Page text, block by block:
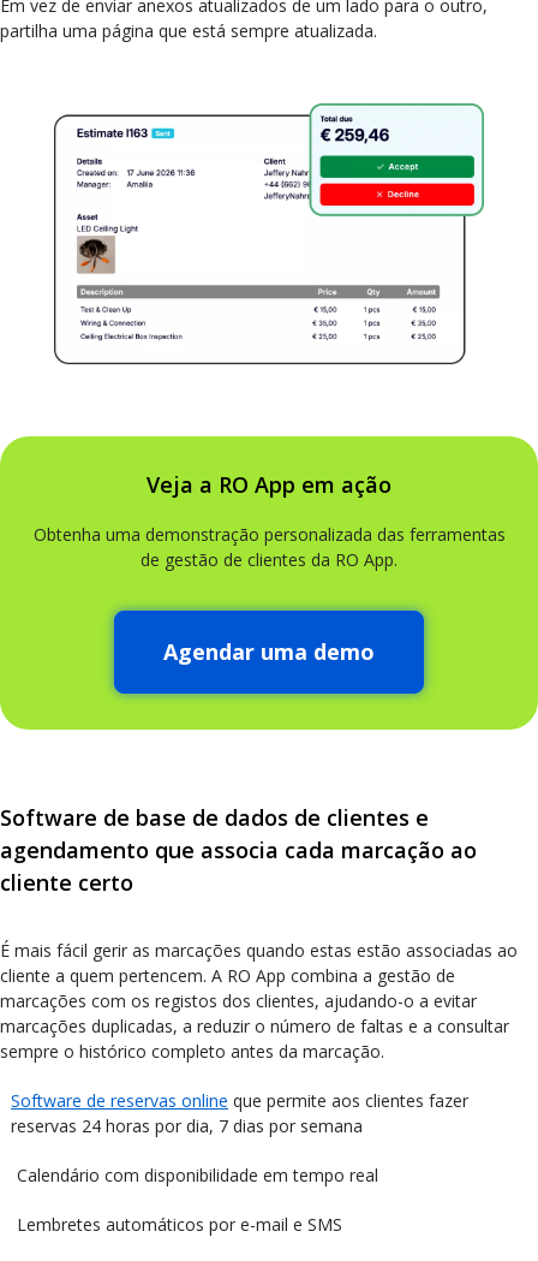
Em vez de enviar anexos atualizados de um lado para o outro,
partilha uma página que está sempre atualizada.
Veja a RO App em ação
Obtenha uma demonstração personalizada das ferramentas
de gestão de clientes da RO App.
Agendar uma demo
Software de base de dados de clientes e
agendamento que associa cada marcação ao
cliente certo
É mais fácil gerir as marcações quando estas estão associadas ao
cliente a quem pertencem. A RO App combina a gestão de
marcações com os registos dos clientes, ajudando-o a evitar
marcações duplicadas, a reduzir o número de faltas e a consultar
sempre o histórico completo antes da marcação.
Software de reservas online que permite aos clientes fazer
reservas 24 horas por dia, 7 dias por semana
Calendário com disponibilidade em tempo real
Lembretes automáticos por e-mail e SMS